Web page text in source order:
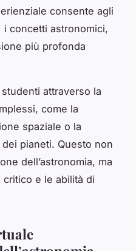
consente agli
concetti astronomici,
più profonda
attraverso la
come la
spaziale o la
pianeti. Questo non
dell’astronomia, ma
e le abilità di